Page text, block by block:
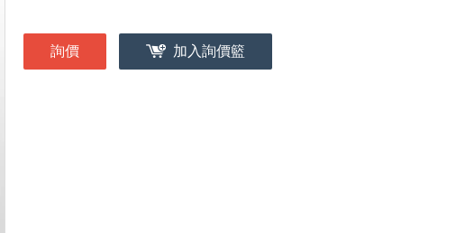
詢價 加入詢價籃